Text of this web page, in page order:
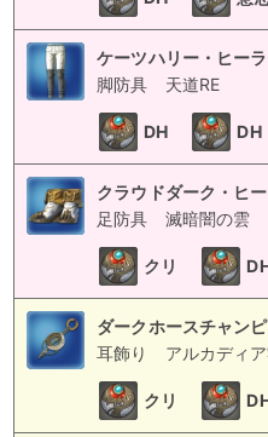
ケーツハリー・ヒー
脚防具
天道RE
DH DH
クラウドダーク・ヒ
足防具
滅暗闇の雲
クリ
ダークホースチャン
耳飾り
アルカディ
クリ